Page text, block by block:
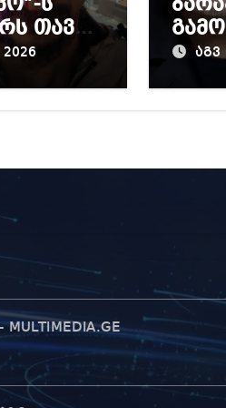
ს
თავს
აგვ